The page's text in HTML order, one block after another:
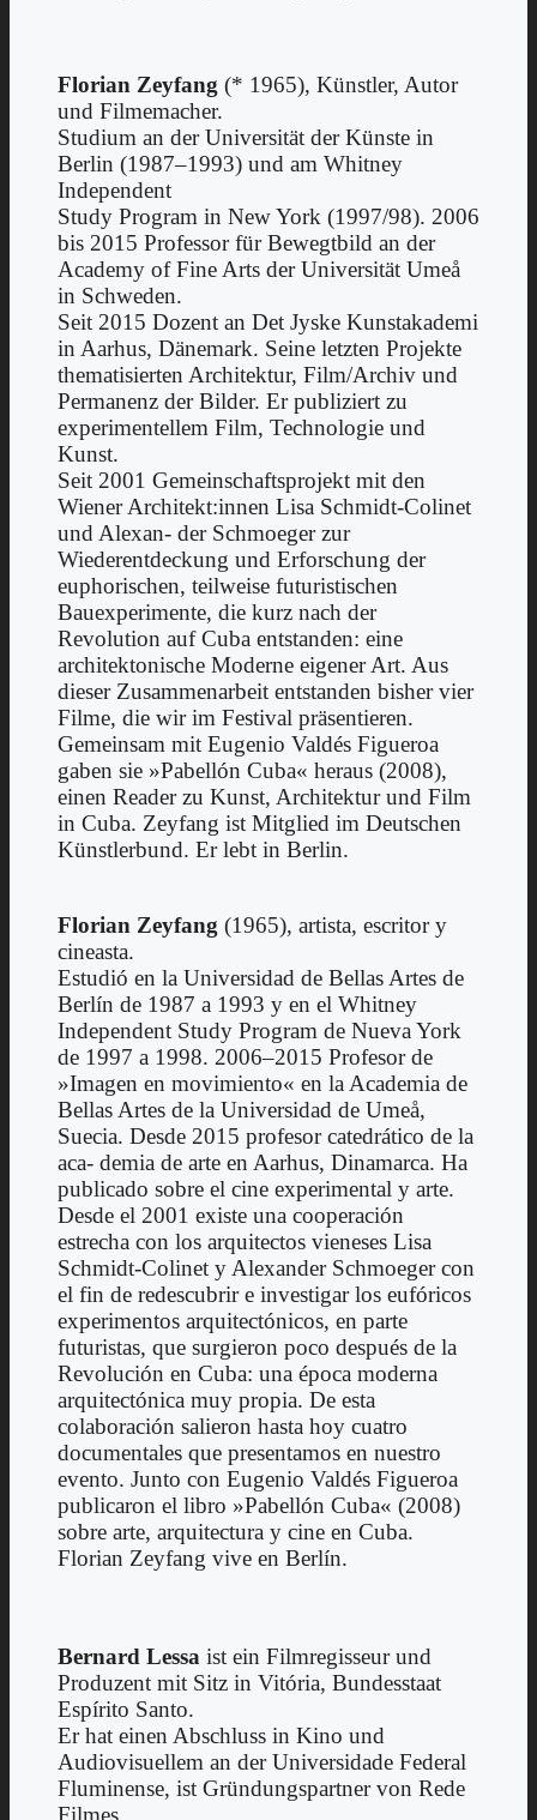
Florian Zeyfang (* 1965), Künstler, Autor
und Filmemacher.
Studium an der Universität der Künste in
Berlin (1987–1993) und am Whitney
Independent
Study Program in New York (1997/98). 2006
bis 2015 Professor für Bewegtbild an der
Academy of Fine Arts der Universität Umeå
in Schweden.
Seit 2015 Dozent an Det Jyske Kunstakademi
in Aarhus, Dänemark. Seine letzten Projekte
thematisierten Architektur, Film/Archiv und
Permanenz der Bilder. Er publiziert zu
experimentellem Film, Technologie und
Kunst.
Seit 2001 Gemeinschaftsprojekt mit den
Wiener Architekt:innen Lisa Schmidt-Colinet
und Alexan- der Schmoeger zur
Wiederentdeckung und Erforschung der
euphorischen, teilweise futuristischen
Bauexperimente, die kurz nach der
Revolution auf Cuba entstanden: eine
architektonische Moderne eigener Art. Aus
dieser Zusammenarbeit entstanden bisher vier
Filme, die wir im Festival präsentieren.
Gemeinsam mit Eugenio Valdés Figueroa
gaben sie »Pabellón Cuba« heraus (2008),
einen Reader zu Kunst, Architektur und Film
in Cuba. Zeyfang ist Mitglied im Deutschen
Künstlerbund. Er lebt in Berlin.
Florian Zeyfang (1965), artista, escritor y
cineasta.
Estudió en la Universidad de Bellas Artes de
Berlín de 1987 a 1993 y en el Whitney
Independent Study Program de Nueva York
de 1997 a 1998. 2006–2015 Profesor de
»Imagen en movimiento« en la Academia de
Bellas Artes de la Universidad de Umeå,
Suecia. Desde 2015 profesor catedrático de la
aca- demia de arte en Aarhus, Dinamarca. Ha
publicado sobre el cine experimental y arte.
Desde el 2001 existe una cooperación
estrecha con los arquitectos vieneses Lisa
Schmidt-Colinet y Alexander Schmoeger con
el fin de redescubrir e investigar los eufóricos
experimentos arquitectónicos, en parte
futuristas, que surgieron poco después de la
Revolución en Cuba: una época moderna
arquitectónica muy propia. De esta
colaboración salieron hasta hoy cuatro
documentales que presentamos en nuestro
evento. Junto con Eugenio Valdés Figueroa
publicaron el libro »Pabellón Cuba« (2008)
sobre arte, arquitectura y cine en Cuba.
Florian Zeyfang vive en Berlín.
Bernard Lessa ist ein Filmregisseur und
Produzent mit Sitz in Vitória, Bundesstaat
Espírito Santo.
Er hat einen Abschluss in Kino und
Audiovisuellem an der Universidade Federal
Fluminense, ist Gründungspartner von Rede
Filmes.